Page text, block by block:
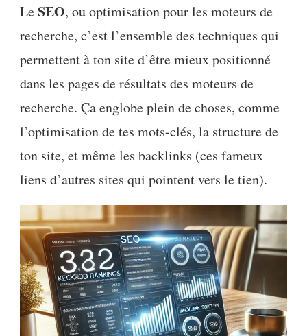
LeSEO, ou optimisation pour les moteurs de
recherche, c’est l’ensemble des techniques qui
permettent à ton site d’être mieux positionné
dans les pages de résultats des moteurs de
recherche. Ça englobe plein de choses, comme
l’optimisation de tes mots-clés, la structure de
ton site, et même les backlinks (ces fameux
liens d’autres sites qui pointent vers le tien).